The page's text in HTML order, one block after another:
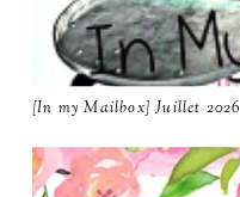
[In my Mailbox] Juillet 2026